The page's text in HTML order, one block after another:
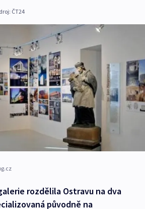
ČT24
rozdělila Ostravu na dva
původně na